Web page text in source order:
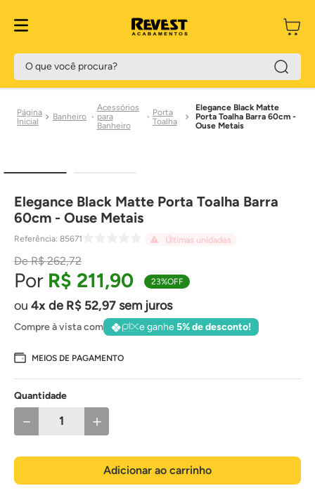
O que você procura?
Banheiro
Acessórios
para
Banheiro
Porta
Toalha
Elegance Black Matte
Porta Toalha Barra 60cm -
Ouse Metais
Elegance Black Matte Porta Toalha Barra
60cm - Ouse Metais
Referência: 85671 Últimas unidades
R$ 262,72
R$ 211,90 23%OFF
4 de R$ 52,97sem juros
Compre à vista com e ganhe5% de desconto!
MEIOS DE PAGAMENTO
Quantidade
＋
－
Adicionar ao carrinho